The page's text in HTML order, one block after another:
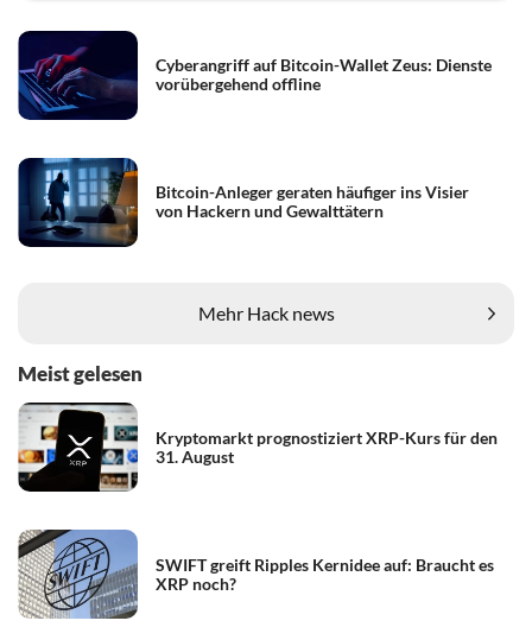
Cyberangriff auf Bitcoin-Wallet Zeus: Dienste
vorübergehend offline
Bitcoin-Anleger geraten häufiger ins Visier
von Hackern und Gewalttätern
Mehr Hack news
Meist gelesen
Kryptomarkt prognostiziert XRP-Kurs für den
31. August
SWIFT greift Ripples Kernidee auf: Braucht es
XRP noch?